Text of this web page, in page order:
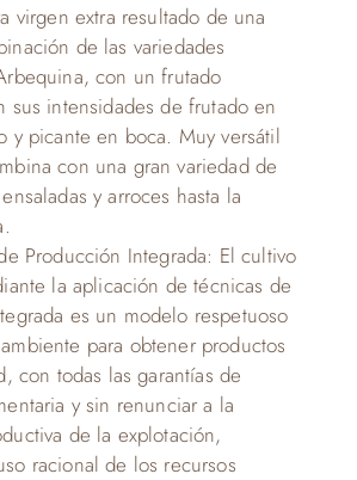
virgen extra resultado de una
de las variedades
con un frutado
sus intensidades de frutado en
y picante en boca. Muy versátil
con una gran variedad de
y arroces hasta la
Producción Integrada: El cultivo
la aplicación de técnicas de
es un modelo respetuoso
para obtener productos
con todas las garantías de
y sin renunciar a la
de la explotación,
racional de los recursos